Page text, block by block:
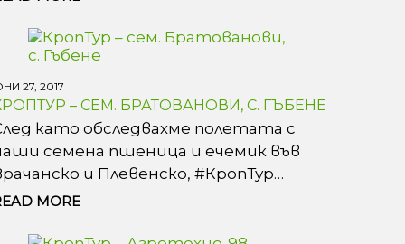
27, 2017
– СЕМ. БРАТОВАНОВИ, С. ГЪБЕНЕ
като обследвахме полетата с
семена пшеница и ечемик във
и Плевенско, #КропТур…
MORE